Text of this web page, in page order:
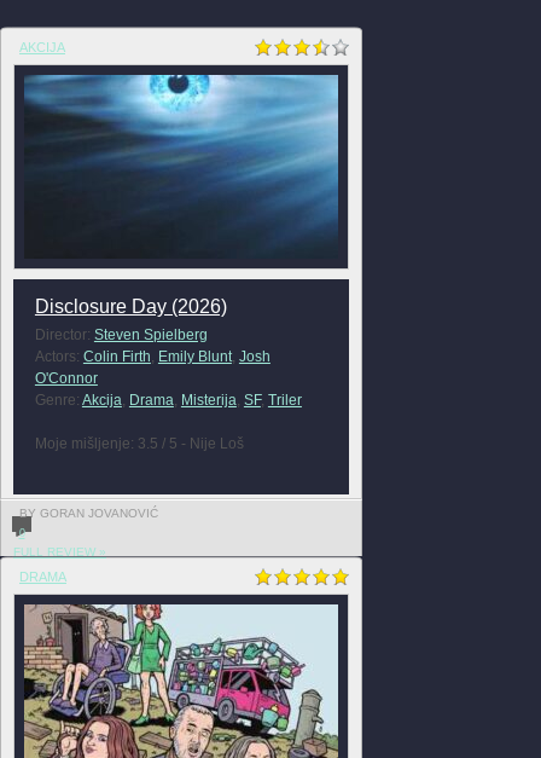
AKCIJA
Disclosure Day (2026)
Director: Steven Spielberg
Actors: Colin Firth, Emily Blunt, Josh
O'Connor
Genre: Akcija, Drama, Misterija, SF, Triler
Moje mišljenje: 3.5 / 5 - Nije Loš
BY GORAN JOVANOVIĆ
0
FULL REVIEW »
DRAMA